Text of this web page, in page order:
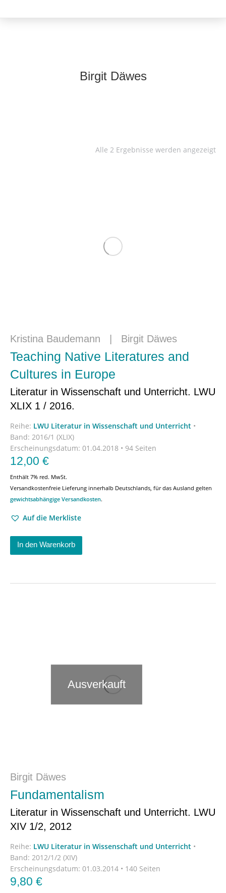
Birgit Däwes
Alle 2 Ergebnisse werden angezeigt
Kristina Baudemann Birgit Däwes
Teaching Native Literatures and
Cultures in Europe
Literatur in Wissenschaft und Unterricht. LWU
XLIX 1 / 2016.
Reihe: LWU Literatur in Wissenschaft und Unterricht •
Band: 2016/1 (XLIX)
Erscheinungsdatum: 01.04.2018 • 94 Seiten
12,00 €
Enthält 7% red. MwSt.
Versandkostenfreie Lieferung innerhalb Deutschlands, für das Ausland gelten
gewichtsabhängige Versandkosten.
Auf die Merkliste
In den Warenkorb
Ausverkauft
Birgit Däwes
Fundamentalism
Literatur in Wissenschaft und Unterricht. LWU
XIV 1/2, 2012
Reihe: LWU Literatur in Wissenschaft und Unterricht •
Band: 2012/1/2 (XIV)
Erscheinungsdatum: 01.03.2014 • 140 Seiten
9,80 €